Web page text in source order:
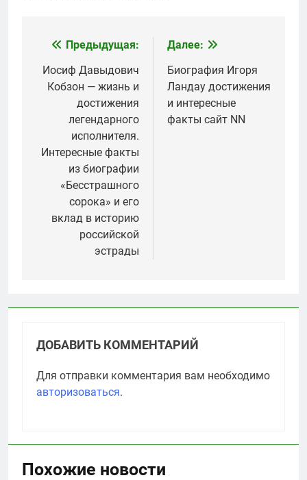
Навигация
по
записям
Предыдущая:
Иосиф Давыдович
Кобзон — жизнь и
достижения
легендарного
исполнителя.
Интересные факты
из биографии
«Бесстрашного
сорока» и его
вклад в историю
российской
эстрады
Далее:
Биография Игоря
Ландау достижения
и интересные
факты сайт NN
ДОБАВИТЬ КОММЕНТАРИЙ
Для отправки комментария вам необходимо
авторизоваться.
Похожие новости